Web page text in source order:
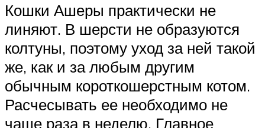
Кошки Ашеры практически не
линяют. В шерсти не образуются
колтуны, поэтому уход за ней такой
же, как и за любым другим
обычным короткошерстным котом.
Расчесывать ее необходимо не
чаще раза в неделю. Главное